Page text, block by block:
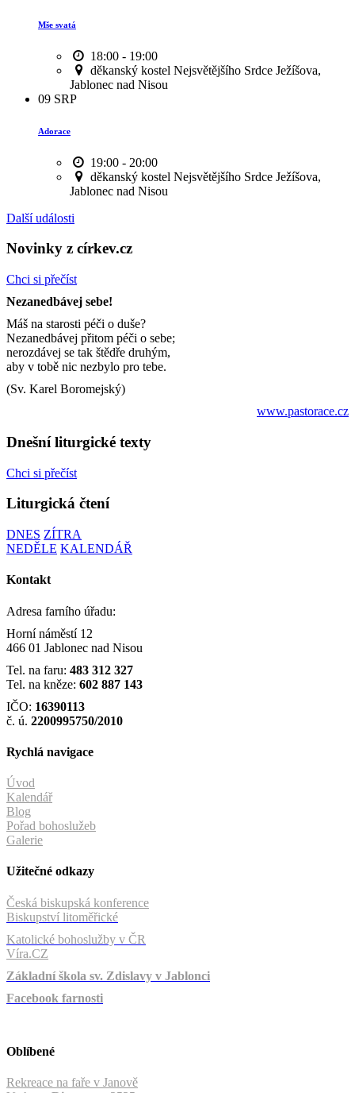
Mše svatá
18:00 - 19:00
děkanský kostel Nejsvětějšího Srdce Ježíšova,
Jablonec nad Nisou
09 SRP
Adorace
19:00 - 20:00
děkanský kostel Nejsvětějšího Srdce Ježíšova,
Jablonec nad Nisou
Další události
Novinky z církev.cz
Chci si přečíst
Nezanedbávej sebe!
Máš na starosti péči o duše?
Nezanedbávej přitom péči o sebe;
nerozdávej se tak štědře druhým,
aby v tobě nic nezbylo pro tebe.
(Sv. Karel Boromejský)
www.pastorace.cz
Dnešní liturgické texty
Chci si přečíst
Liturgická čtení
DNES ZÍTRA
NEDĚLE KALENDÁŘ
Kontakt
Adresa farního úřadu:
Horní náměstí 12
466 01 Jablonec nad Nisou
Tel. na faru: 483 312 327
Tel. na kněze: 602 887 143
IČO: 16390113
č. ú. 2200995750/2010
Rychlá navigace
Úvod
Kalendář
Blog
Pořad bohoslužeb
Galerie
Užitečné odkazy
Česká biskupská konference
Biskupství litoměřické
Katolické bohoslužby v ČR
Víra.CZ
Základní škola sv. Zdislavy v Jablonci
Facebook farnosti
Oblíbené
Rekreace na faře v Janově